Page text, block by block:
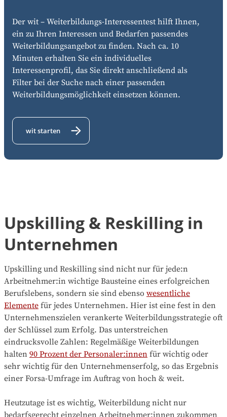
Der wit – Weiterbildungs-Interessentest hilft Ihnen,
ein zu Ihren Interessen und Bedarfen passendes
Weiterbildungsangebot zu finden. Nach ca. 10
Minuten erhalten Sie ein individuelles
Interessenprofil, das Sie direkt anschließend als
Filter bei der Suche nach einer passenden
Weiterbildungsmöglichkeit einsetzen können.
wit starten
Upskilling & Reskilling in
Unternehmen
Upskilling und Reskilling sind nicht nur für jede:n
Arbeitnehmer:in wichtige Bausteine eines erfolgreichen
Berufslebens, sondern sie sind ebenso wesentliche
Elemente für jedes Unternehmen. Hier ist eine fest in den
Unternehmenszielen verankerte Weiterbildungsstrategie oft
der Schlüssel zum Erfolg. Das unterstreichen
eindrucksvolle Zahlen: Regelmäßige Weiterbildungen
halten 90 Prozent der Personaler:innen für wichtig oder
sehr wichtig für den Unternehmenserfolg, so das Ergebnis
einer Forsa-Umfrage im Auftrag von hoch & weit.
Heutzutage ist es wichtig, Weiterbildung nicht nur